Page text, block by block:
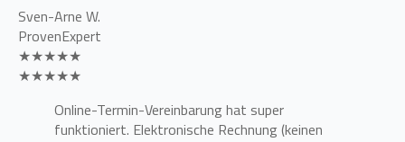
Sven-Arne W.
ProvenExpert
★★★★★
★★★★★
Online-Termin-Vereinbarung hat super
funktioniert. Elektronische Rechnung (keinen